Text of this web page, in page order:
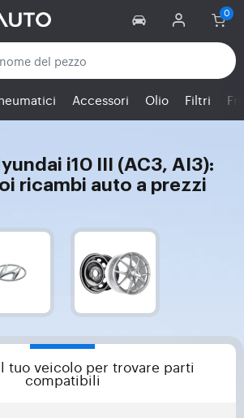
Accessori Olio Filtri
i10 III (AC3, AI3):
ricambi auto a prezzi
tuo veicolo per trovare parti
compatibili